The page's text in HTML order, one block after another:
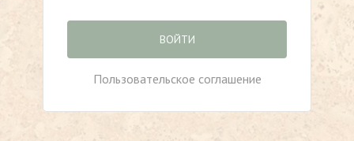
ВОЙТИ
Пользовательское соглашение